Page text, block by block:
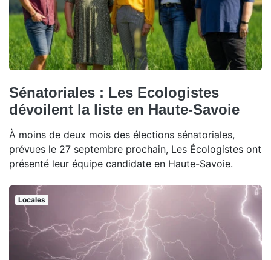
Sénatoriales : Les Ecologistes
dévoilent la liste en Haute-Savoie
À moins de deux mois des élections sénatoriales,
prévues le 27 septembre prochain, Les Écologistes ont
présenté leur équipe candidate en Haute-Savoie.
Locales